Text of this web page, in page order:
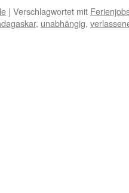
| Verschlagwortet mit
, unabhängig,